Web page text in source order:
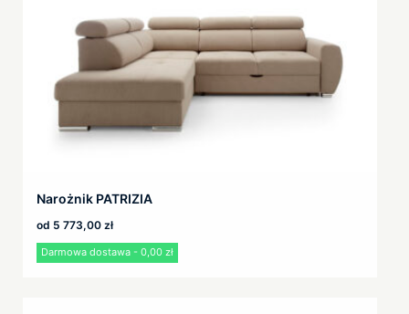
Narożnik PATRIZIA
od 5 773,00 zł
Darmowa dostawa - 0,00 zł